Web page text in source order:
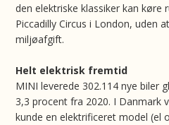
den elektriske klassiker kan køre
Piccadilly Circus i London, uden
miljøafgift.
Helt elektrisk fremtid
MINI leverede 302.114 nye biler
3,3 procent fra 2020. I Danmark
kunde en elektrificeret model (el